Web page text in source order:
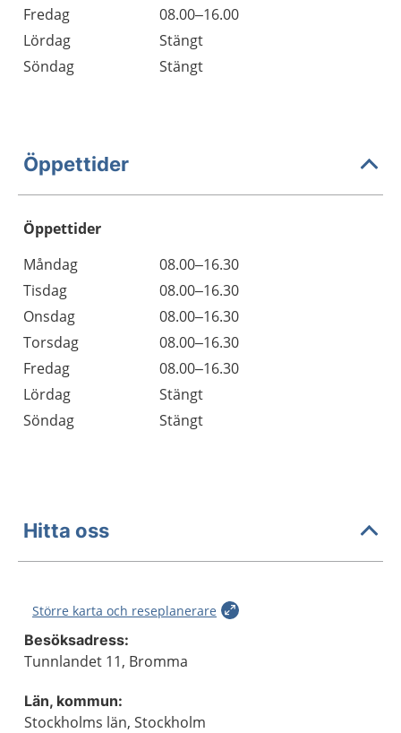
Fredag
08.00–16.00
Lördag
Stängt
Söndag
Stängt
Öppettider
Öppettider
Dag
Öppettider
Kommentarer
Måndag
08.00–16.30
Tisdag
08.00–16.30
Onsdag
08.00–16.30
Torsdag
08.00–16.30
Fredag
08.00–16.30
Lördag
Stängt
Söndag
Stängt
Hitta oss
Större karta och reseplanerare
Besöksadress:
Tunnlandet 11, Bromma
Län, kommun:
Stockholms län, Stockholm